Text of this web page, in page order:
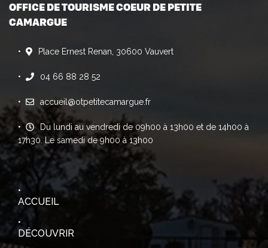
OFFICE DE TOURISME COEUR DE PETITE
CAMARGUE
Place Ernest Renan, 30600 Vauvert
04 66 88 28 52
accueil@otpetitecamargue.fr
Du lundi au vendredi de 09h00 à 13h00 et de 14h00 à
17h30. Le samedi de 9h00 à 13h00
ACCUEIL
DÉCOUVRIR